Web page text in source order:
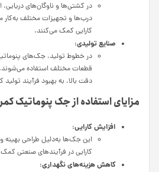
در کشتی‌ها و ناوگان‌های
درب‌ها و تجهیزات مختلف به‌کار
کارایی کمک می‌کنند.
صنایع تولیدی:
در خطوط تولید، جک‌های
قطعات مختلف استفاده
دقت بالا، به بهبود فرآیند
مزایای استفاده از جک پنوماتیک
افزایش کارایی:
این جک‌ها به‌دلیل طراحی بهینه
کارایی در فرآیندهای صنعتی
کاهش هزینه‌های نگهداری: